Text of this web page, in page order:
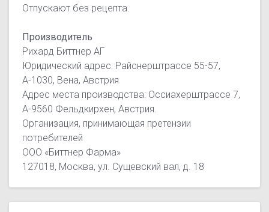
Отпускают без рецепта.
Производитель
Рихард Биттнер АГ
Юридический адрес: Райснерштрассе 55-57,
А-1030, Вена, Австрия
Адрес места производства: Оссиахерштрассе 7,
А-9560 Фельдкирхен, Австрия.
Организация, принимающая претензии
потребителей
ООО «Биттнер Фарма»
127018, Москва, ул. Сущевский вал, д. 18